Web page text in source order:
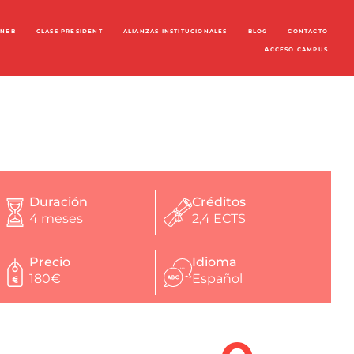
CLASS PRESIDENT ALIANZAS INSTITUCIONALES BLOG CONTACTO
ACCESO CAMPUS
Duración
4 meses
Créditos
2,4 ECTS
Precio
180€
Idioma
Español